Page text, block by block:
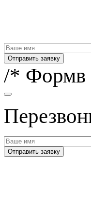
Отправить заявку
/* Формв
Отправить заявку